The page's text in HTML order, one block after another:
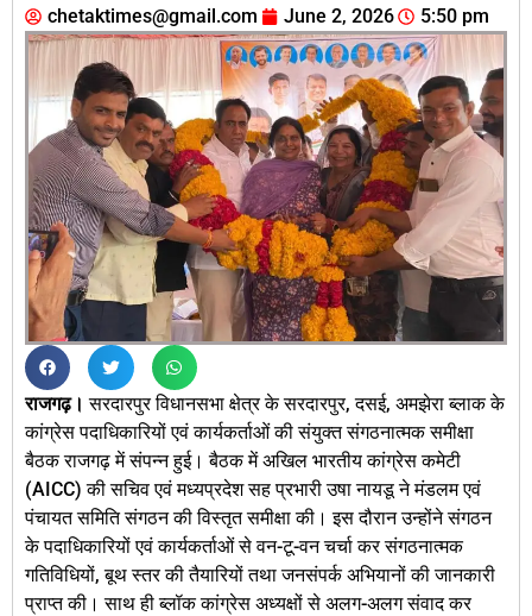
chetaktimes@gmail.com June 2, 2026 5:50 pm
राजगढ़। सरदारपुर विधानसभा क्षेत्र के सरदारपुर, दसई, अमझेरा ब्लाक के
कांग्रेस पदाधिकारियों एवं कार्यकर्ताओं की संयुक्त संगठनात्मक समीक्षा
बैठक राजगढ़ में संपन्न हुई। बैठक में अखिल भारतीय कांग्रेस कमेटी
(AICC) की सचिव एवं मध्यप्रदेश सह प्रभारी उषा नायडू ने मंडलम एवं
पंचायत समिति संगठन की विस्तृत समीक्षा की। इस दौरान उन्होंने संगठन
के पदाधिकारियों एवं कार्यकर्ताओं से वन-टू-वन चर्चा कर संगठनात्मक
गतिविधियों, बूथ स्तर की तैयारियों तथा जनसंपर्क अभियानों की जानकारी
प्राप्त की। साथ ही ब्लॉक कांग्रेस अध्यक्षों से अलग-अलग संवाद कर